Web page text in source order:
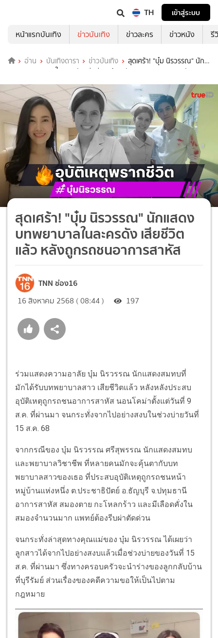
TH
เข้าสู่ระบบ
หน้าแรกบันเทิง
ข่าวบันเทิง ข่าวละคร ข่าวหนัง รี
อ่าน บันเทิงดารา ข่าวบันเทิง
สุดเศร้า! "บุ๋ม นิรวรรณ" นัก
แสดงบทพยาบาลในละครดัง เสียชีวิตแล้ว หลังถูกรถชนอาการสาหัส
สุดเศร้า! "บุ๋ม นิรวรรณ" นักแสดง
บทพยาบาลในละครดัง เสียชีวิต
แล้ว หลังถูกรถชนอาการสาหัส
TNN ช่อง16
16 สิงหาคม 2568 ( 08:44 ) 197
ร่วมแสดงความอาลัย บุ๋ม นิรวรรณ นักแสดงสมทบที่
มักได้รับบทพยาบาลสาว เสียชีวิตแล้ว หลังหลังประสบ
อุบัติเหตุถูกรถชนอาการสาหัส นอนโคม่าตั้งแต่วันที่ 9
ส.ค. ที่ผ่านมา จนกระทั่งจากไปอย่างสงบในช่วงบ่ายวันที่
15 ส.ค. 68
จากกรณีของ บุ๋ม นิรวรรณ ศรีสุพรรณ นักแสดงสมทบ
และพยาบาลวิชาชีพ ที่หลายคนมักจะคุ้นตากับบท
พยาบาลสาวของเธอ ที่ประสบอุบัติเหตุถูกรถชนหน้า
หมู่บ้านแห่งหนึ่ง ต.ประชาธิปัตย์ อ.ธัญบุรี จ.ปทุมธานี
อาการสาหัส สมองตาย กะโหลกร้าว และมีเลือดคั่งใน
สมองจำนวนมาก แพทย์ต้องรีบผ่าตัดด่วน
จนกระทั่งล่าสุดทางคุณแม่ของ บุ๋ม นิรวรรณ ได้เผยว่า
ลูกสาวได้จากไปอย่างสงบแล้วเมื่อช่วงบ่ายของวันที่ 15
ส.ค. ที่ผ่านมา ซึ่งทางครอบครัวจะนำร่างของลูกกลับบ้าน
ที่บุรีรัมย์ ส่วนเรื่องของคดีความขอให้เป็นไปตาม
กฎหมาย